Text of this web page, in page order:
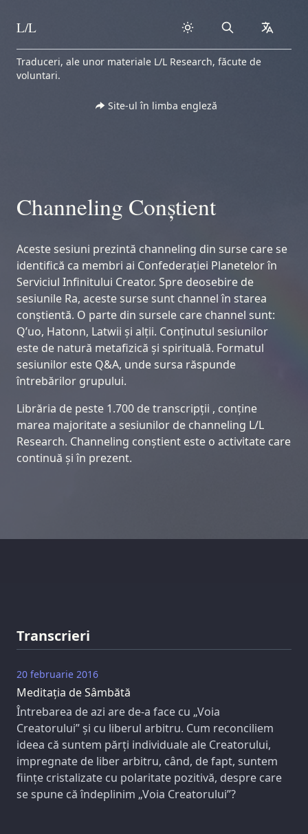
Skip to content
L/L Search
Traduceri, ale unor materiale L/L Research, făcute de
voluntari.
Site-ul în limba engleză
Channeling Conștient
Aceste sesiuni prezintă channeling din surse care se
identifică ca membri ai Confederației Planetelor în
Serviciul Infinitului Creator. Spre deosebire de
sesiunile Ra, aceste surse sunt channel în starea
conștientă. O parte din sursele care channel sunt:
Q’uo, Hatonn, Latwii și alții. Conținutul sesiunilor
este de natură metafizică și spirituală. Formatul
sesiunilor este Q&A, unde sursa răspunde
întrebărilor grupului.
Librăria de peste 1.700 de transcripții , conține
marea majoritate a sesiunilor de channeling L/L
Research. Channeling conștient este o activitate care
continuă și în prezent.
Transcrieri
20 februarie 2016
Meditația de Sâmbătă
Întrebarea de azi are de-a face cu „Voia
Creatorului” și cu liberul arbitru. Cum reconciliem
ideea că suntem părți individuale ale Creatorului,
impregnate de liber arbitru, când, de fapt, suntem
ființe cristalizate cu polaritate pozitivă, despre care
se spune că îndeplinim „Voia Creatorului”?